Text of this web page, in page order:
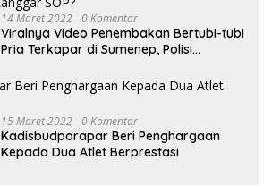
14 Maret 2022 0 Komentar
Viralnya Video Penembakan Bertubi-tubi
Pria Terkapar di Sumenep, Polisi
15 Maret 2022 0 Komentar
Kadisbudporapar Beri Penghargaan
Kepada Dua Atlet Berprestasi